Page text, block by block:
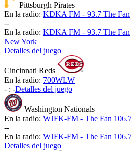
Pittsburgh Pirates
En la radio: KDKA FM - 93.7 The Fan
--
En la radio: KDKA FM - 93.7 The Fan
New York
Detalles del juego
Cincinnati Reds
En la radio: 700WLW
- : -Detalles del juego
Washington Nationals
En la radio: WJFK-FM - The Fan
--
En la radio: WJFK-FM - The Fan
Detalles del juego